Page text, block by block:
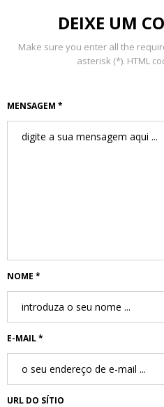
DEIXE UM
Make sure you enter all the
asterisk (*). HTML
MENSAGEM *
NOME *
E-MAIL *
URL DO SÍTIO